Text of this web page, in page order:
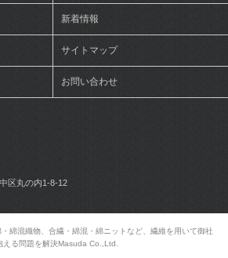
新着情報
サイトマップ
お問い合わせ
区丸の内1-8-12
綿混織物、合繊・綿混・綿ニットなど、繊維を用いて御社
える問題を解決Masuda Co.,Ltd.